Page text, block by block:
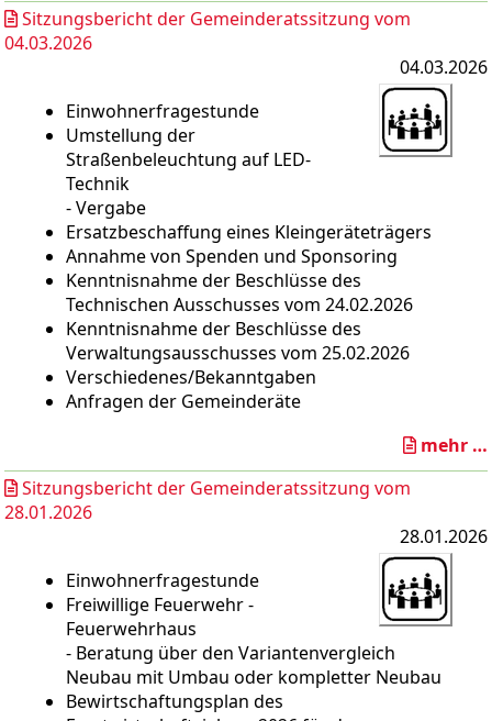
Sitzungsbericht der Gemeinderatssitzung vom
04.03.2026
04.03.2026
Einwohnerfragestunde
Umstellung der
Straßenbeleuchtung auf LED-
Technik
- Vergabe
Ersatzbeschaffung eines Kleingeräteträgers
Annahme von Spenden und Sponsoring
Kenntnisnahme der Beschlüsse des
Technischen Ausschusses vom 24.02.2026
Kenntnisnahme der Beschlüsse des
Verwaltungsausschusses vom 25.02.2026
Verschiedenes/Bekanntgaben
Anfragen der Gemeinderäte
mehr …
Sitzungsbericht der Gemeinderatssitzung vom
28.01.2026
28.01.2026
Einwohnerfragestunde
Freiwillige Feuerwehr -
Feuerwehrhaus
- Beratung über den Variantenvergleich
Neubau mit Umbau oder kompletter Neubau
Bewirtschaftungsplan des